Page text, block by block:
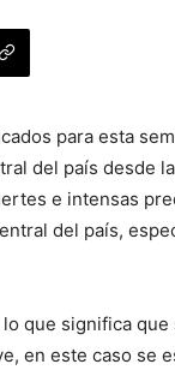
para esta
del país desde
e intensas
del país,
que significa
en este caso se